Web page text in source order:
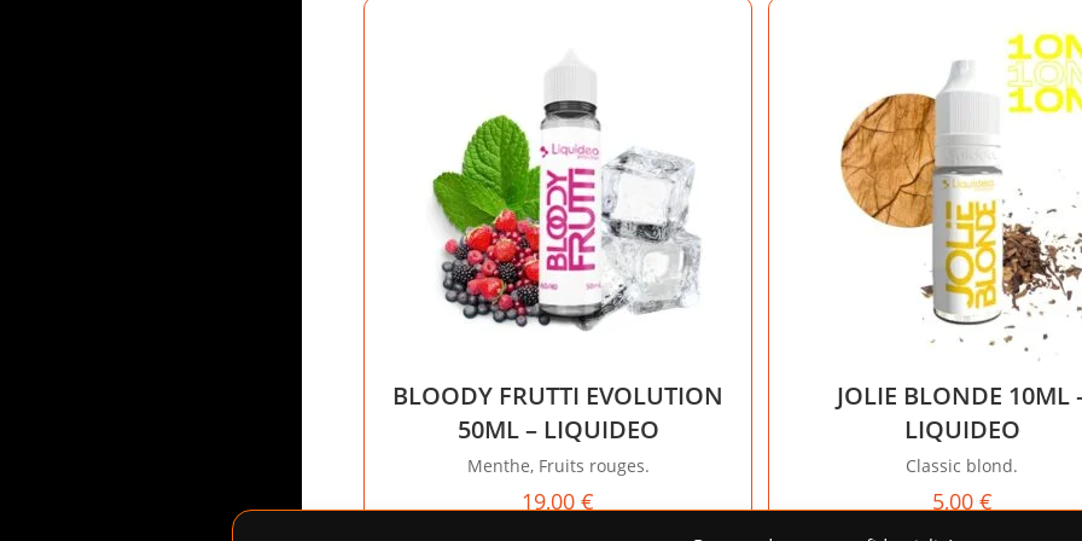
BLOODY FRUTTI EVOLUTION
50ML – LIQUIDEO
Menthe, Fruits rouges.
19,00€
JOLIE BLONDE 10ML
LIQUIDEO
Classic blond.
5,00 €